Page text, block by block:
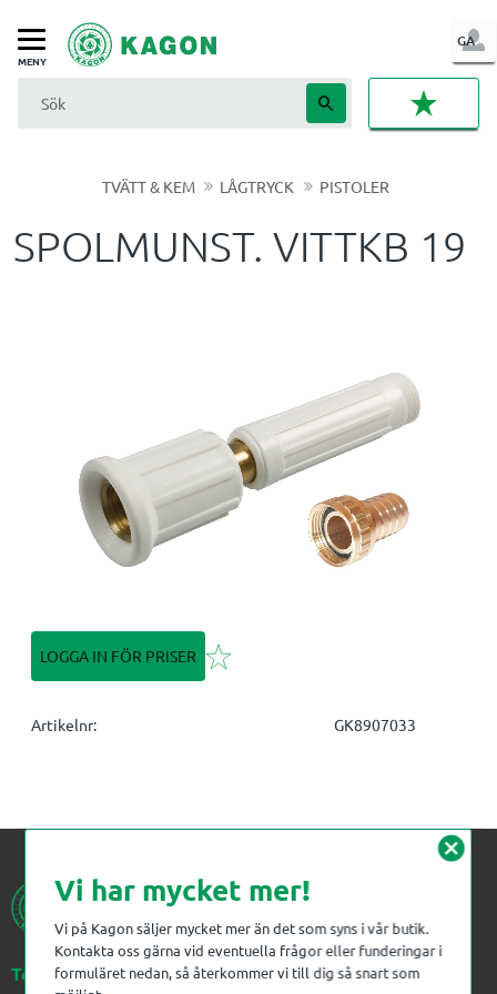
Meny
GA
IN
TVÄTT & KEM LÅGTRYCK PISTOLER
SPOLMUNST. VITTKB 19
LOGGA IN FÖR PRISER Lägg till i favoriter
Artikelnr GK8907033
Telefon:023-383 18 00
cancel
Vi har mycket mer!
Vi på Kagon säljer mycket mer än det som syns i vår butik.
Kontakta oss gärna vid eventuella frågor eller funderingar i
formuläret nedan, så återkommer vi till dig så snart som